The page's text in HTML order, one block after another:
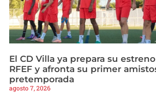
El CD Villa ya prepara su
RFEF y afronta su primer
pretemporada
agosto 7, 2026